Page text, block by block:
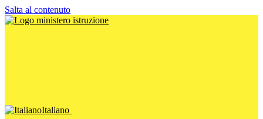
Salta al contenuto
Italiano